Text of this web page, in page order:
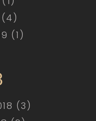
(4)
(1)
(3)